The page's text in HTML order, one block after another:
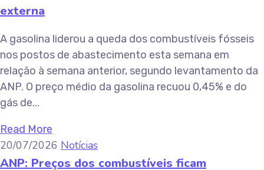
externa
A gasolina liderou a queda dos combustíveis fósseis
nos postos de abastecimento esta semana em
relação à semana anterior, segundo levantamento da
ANP. O preço médio da gasolina recuou 0,45% e do
gás de...
Read More
20/07/2026 Notícias
ANP: Preços dos combustíveis ficam